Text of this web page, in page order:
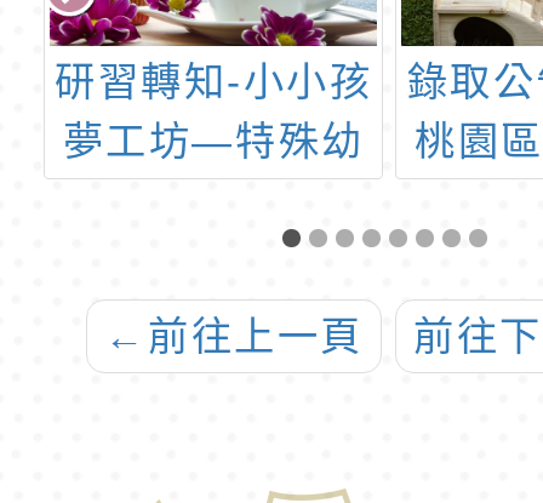
錄取公告-桃園市
桃園區東門國民
第二學期「集中
式特教班教師助
理員」甄選
轉知
辦理
← 前往上一頁 前往